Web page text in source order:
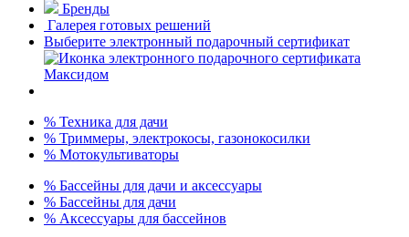
Бренды
Галерея готовых решений
Выберите электронный подарочный сертификат
% Техника для дачи
% Триммеры, электрокосы, газонокосилки
% Мотокультиваторы
% Бассейны для дачи и аксессуары
% Бассейны для дачи
% Аксессуары для бассейнов